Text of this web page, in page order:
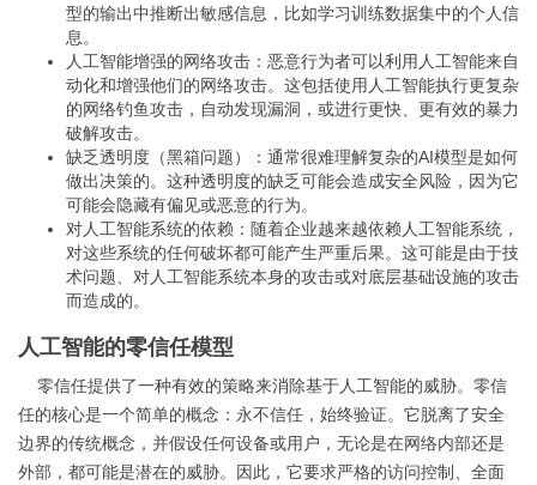
型的输出中推断出敏感信息，比如学习训练数据集中的个人信
息。
人工智能增强的网络攻击：恶意行为者可以利用人工智能来自
动化和增强他们的网络攻击。这包括使用人工智能执行更复杂
的网络钓鱼攻击，自动发现漏洞，或进行更快、更有效的暴力
破解攻击。
缺乏透明度（黑箱问题）：通常很难理解复杂的AI模型是如何
做出决策的。这种透明度的缺乏可能会造成安全风险，因为它
可能会隐藏有偏见或恶意的行为。
对人工智能系统的依赖：随着企业越来越依赖人工智能系统，
对这些系统的任何破坏都可能产生严重后果。这可能是由于技
术问题、对人工智能系统本身的攻击或对底层基础设施的攻击
而造成的。
人工智能的零信任模型
零信任提供了一种有效的策略来消除基于人工智能的威胁。零信
任的核心是一个简单的概念：永不信任，始终验证。它脱离了安全
边界的传统概念，并假设任何设备或用户，无论是在网络内部还是
外部，都可能是潜在的威胁。因此，它要求严格的访问控制、全面